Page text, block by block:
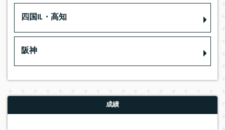
四国IL・高知
阪神
成績